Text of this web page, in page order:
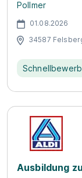
Pollmer
01.08.2026
34587
Ausbildung